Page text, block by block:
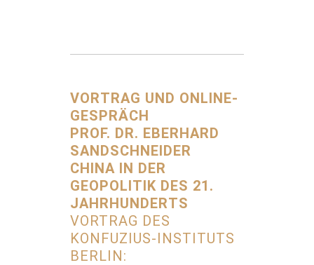
VORTRAG UND ONLINE-
GESPRÄCH
PROF. DR. EBERHARD
SANDSCHNEIDER
CHINA IN DER
GEOPOLITIK DES 21.
JAHRHUNDERTS
VORTRAG DES
KONFUZIUS-INSTITUTS
BERLIN: